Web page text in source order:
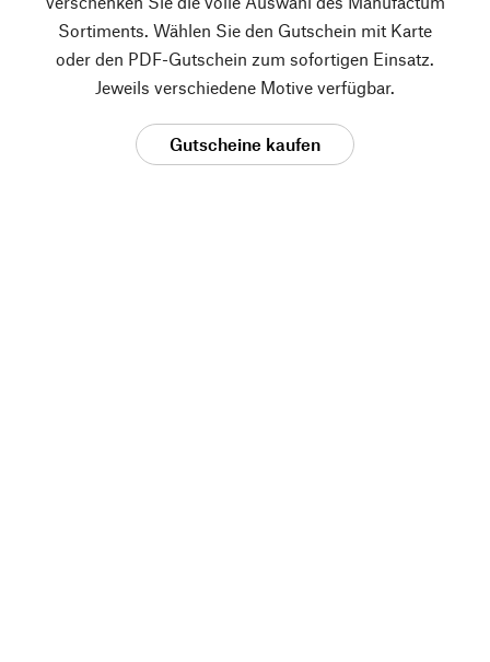
Sortiments. Wählen Sie den Gutschein mit Karte
oder den PDF-Gutschein zum sofortigen Einsatz.
Jeweils verschiedene Motive verfügbar.
Gutscheine kaufen